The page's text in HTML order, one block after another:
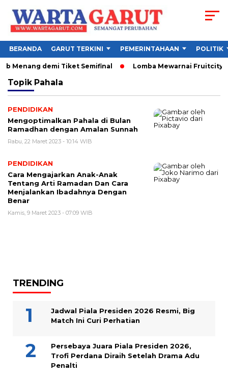
BERANDA GARUT TERKINI PEMERINTAHAAN POLITIK
Menang demi Tiket Semifinal Lomba Mewarnai Fruitcity
Topik Pahala
PENDIDIKAN
Mengoptimalkan Pahala di Bulan
Ramadhan dengan Amalan Sunnah
Rabu, 22 Maret 2023 - 10:14 WIB
PENDIDIKAN
Cara Mengajarkan Anak-Anak
Tentang Arti Ramadan Dan Cara
Menjalankan Ibadahnya Dengan
Benar
Kamis, 9 Maret 2023 - 07:09 WIB
TRENDING
Jadwal Piala Presiden 2026 Resmi, Big
Match Ini Curi Perhatian
Persebaya Juara Piala Presiden 2026,
Trofi Perdana Diraih Setelah Drama Adu
Penalti